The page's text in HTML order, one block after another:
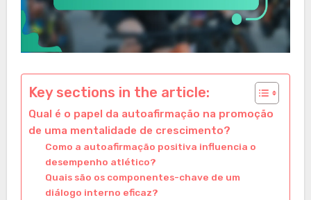
Key sections in the article:
Qual é o papel da autoafirmação na promoção
de uma mentalidade de crescimento?
Como a autoafirmação positiva influencia o
desempenho atlético?
Quais são os componentes-chave de um
diálogo interno eficaz?